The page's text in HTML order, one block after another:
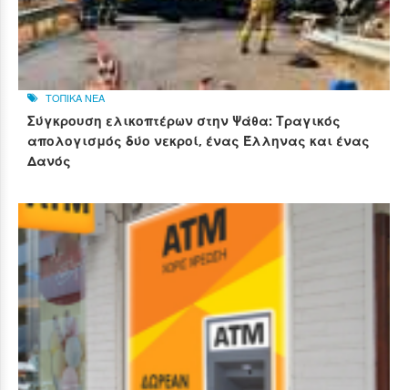
ΤΟΠΙΚΑ ΝΕΑ
Σύγκρουση ελικοπτέρων στην Ψάθα: Τραγικός
απολογισμός δύο νεκροί, ένας Έλληνας και ένας
Δανός